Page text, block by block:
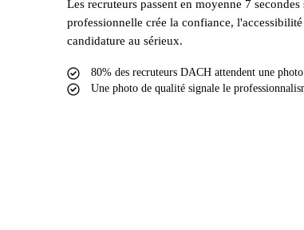
Les recruteurs passent en moyenne 7
professionnelle crée la confiance,
candidature au sérieux.
80% des recruteurs DACH attendent une
Une photo de qualité signale le